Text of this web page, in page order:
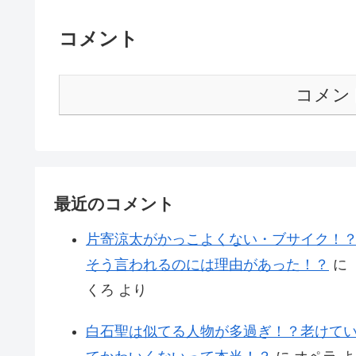
コメント
コメン
最近のコメント
片寄涼太がかっこよくない・ブサイク！？
そう言われるのには理由があった！？ に
くろ より
白石聖は似てる人物が多過ぎ！？老けてい